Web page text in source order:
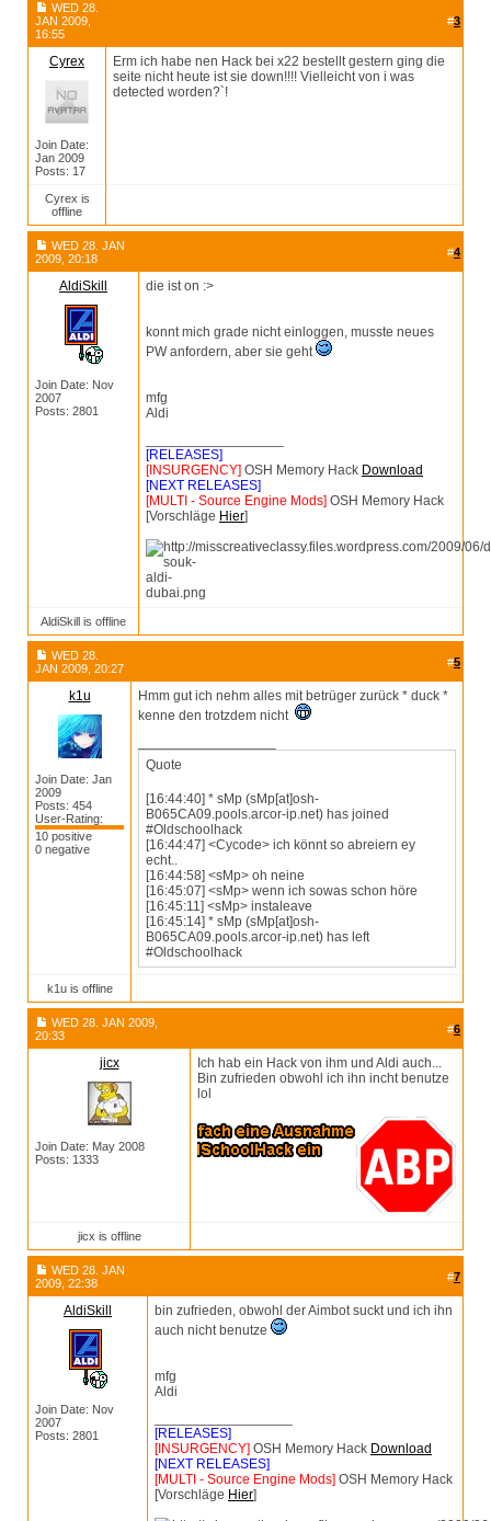
WED 28.
JAN 2009,
16:55
#3
Cyrex
Join Date:
Jan 2009
Posts: 17
Erm ich habe nen Hack bei x22 bestellt gestern ging die
seite nicht heute ist sie down!!!! Vielleicht von i was
detected worden?`!
Cyrex is
offline
WED 28. JAN
2009, 20:18
#4
AldiSkill
Join Date: Nov
2007
Posts: 2801
die ist on :>
konnt mich grade nicht einloggen, musste neues
PW anfordern, aber sie geht
mfg
Aldi
[RELEASES]
[INSURGENCY] OSH Memory Hack Download
[NEXT RELEASES]
[MULTI - Source Engine Mods] OSH Memory Hack
[Vorschläge Hier]
AldiSkill is offline
WED 28.
JAN 2009, 20:27
#5
k1u
Join Date: Jan
2009
Posts: 454
User-Rating:
10 positive
0 negative
Hmm gut ich nehm alles mit betrüger zurück * duck *
kenne den trotzdem nicht
Quote
[16:44:40] * sMp (sMp[at]osh-
B065CA09.pools.arcor-ip.net) has joined
#Oldschoolhack
[16:44:47] <Cycode> ich könnt so abreiern ey
echt..
[16:44:58] <sMp> oh neine
[16:45:07] <sMp> wenn ich sowas schon höre
[16:45:11] <sMp> instaleave
[16:45:14] * sMp (sMp[at]osh-
B065CA09.pools.arcor-ip.net) has left
#Oldschoolhack
k1u is offline
WED 28. JAN 2009,
20:33
#6
jicx
Join Date: May 2008
Posts: 1333
Ich hab ein Hack von ihm und Aldi auch...
Bin zufrieden obwohl ich ihn incht benutze
lol
jicx is offline
WED 28. JAN
2009, 22:38
#7
AldiSkill
Join Date: Nov
2007
Posts: 2801
bin zufrieden, obwohl der Aimbot suckt und ich ihn
auch nicht benutze
mfg
Aldi
[RELEASES]
[INSURGENCY] OSH Memory Hack Download
[NEXT RELEASES]
[MULTI - Source Engine Mods] OSH Memory Hack
[Vorschläge Hier]